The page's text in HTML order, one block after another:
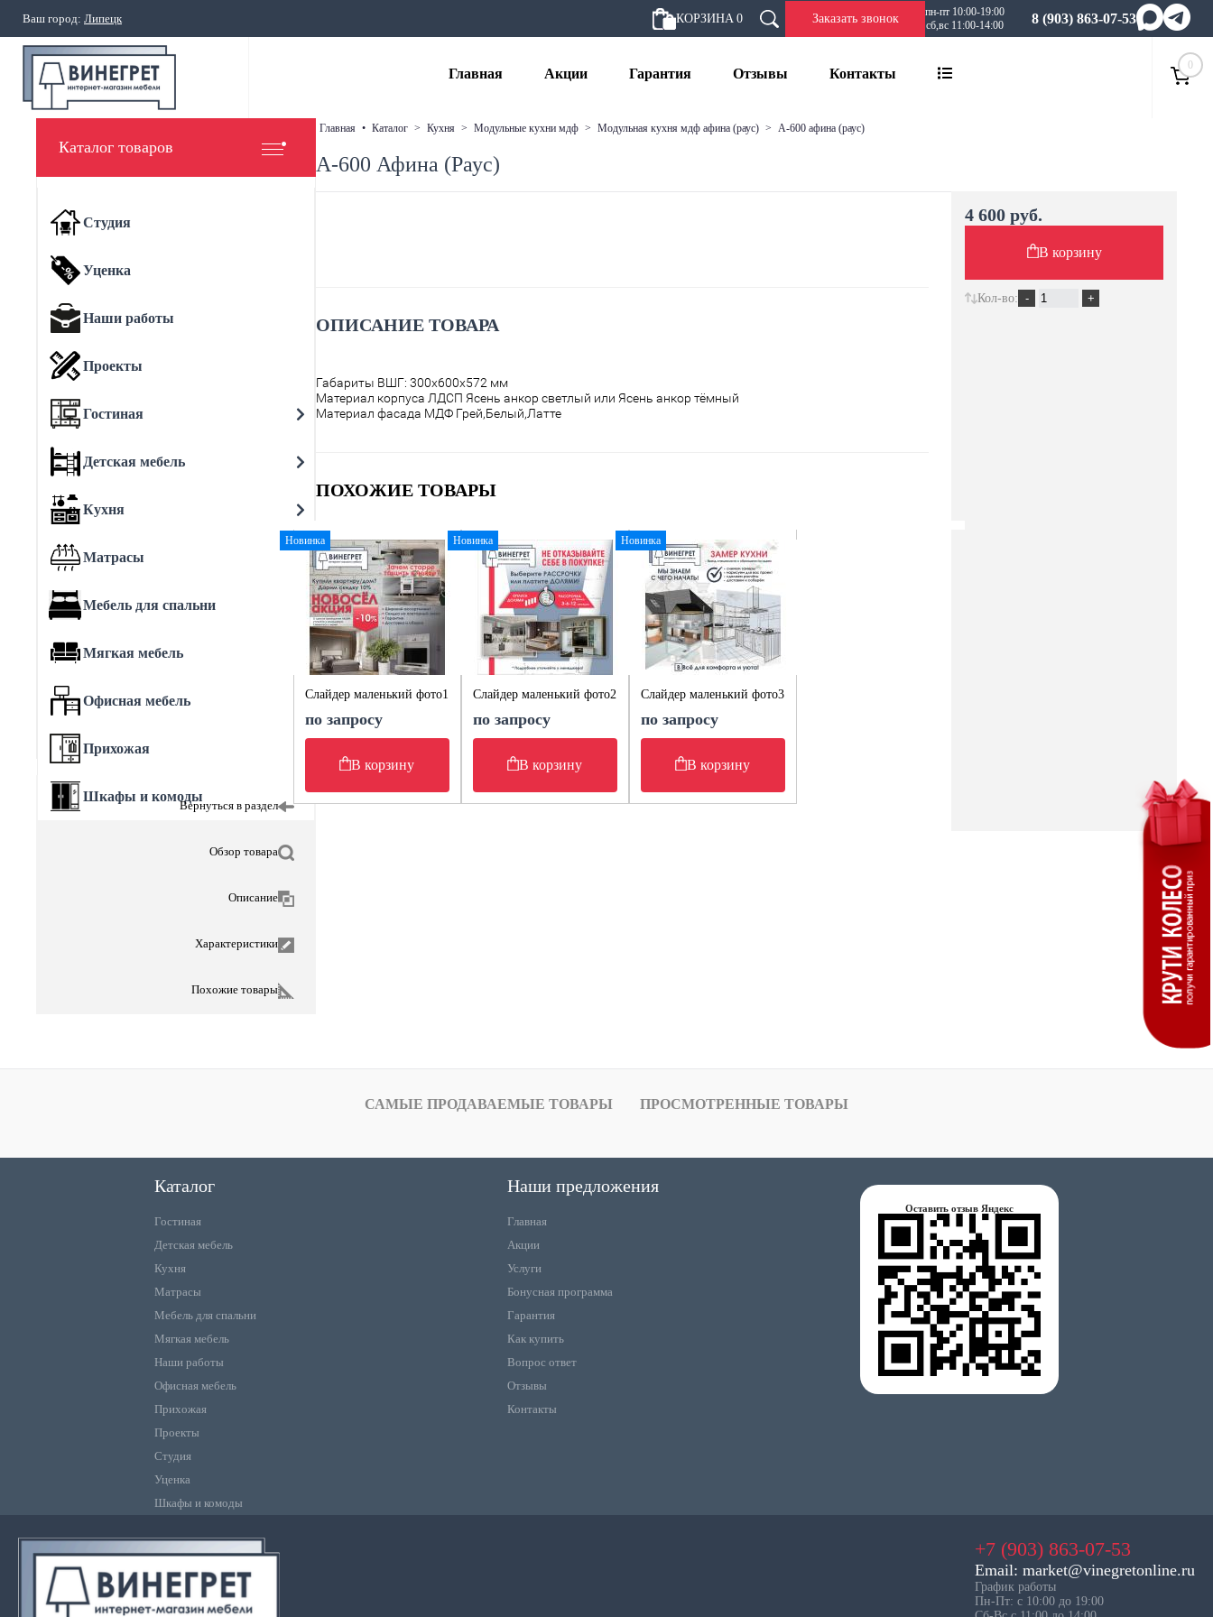
Ваш город: Липецк КОРЗИНА 0 Заказать звонок
пн-пт 10:00-19:00
сб,вс 11:00-14:00
8 (903) 863-07-53
Главная Акции Гарантия Отзывы Контакты
0
Каталог товаров
Студия
Уценка
Наши работы
Проекты
Гостиная
Детская мебель
Кухня
Матрасы
Мебель для спальни
Мягкая мебель
Офисная мебель
Прихожая
Шкафы и комоды
Вернуться в раздел
Обзор товара
Описание
Характеристики
Похожие товары
главная • каталог > кухня > модульные кухни мдф > модульная кухня мдф афина (раус) > а-600 афина (раус)
А-600 Афина (Раус)
ОПИСАНИЕ ТОВАРА
Габариты ВШГ: 300х600х572 мм
Материал корпуса ЛДСП Ясень анкор светлый или Ясень анкор тёмный
Материал фасада МДФ Грей,Белый,Латте
ПОХОЖИЕ ТОВАРЫ
Новинка
Слайдер маленький фото1
по запросу
В корзину
Новинка
Слайдер маленький фото2
по запросу
В корзину
Новинка
Слайдер маленький фото3
по запросу
В корзину
4 600 руб.
В корзину
Кол-во:
САМЫЕ ПРОДАВАЕМЫЕ ТОВАРЫ ПРОСМОТРЕННЫЕ ТОВАРЫ
Каталог
Гостиная
Детская мебель
Кухня
Матрасы
Мебель для спальни
Мягкая мебель
Наши работы
Офисная мебель
Прихожая
Проекты
Студия
Уценка
Шкафы и комоды
Наши предложения
Главная
Акции
Услуги
Бонусная программа
Гарантия
Как купить
Вопрос ответ
Отзывы
Контакты
Оставить отзыв Яндекс
+7 (903) 863-07-53
Email: market@vinegretonline.ru
График работы
Пн-Пт: с 10:00 до 19:00